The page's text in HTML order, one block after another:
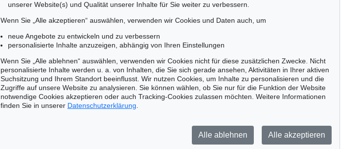
Keine Auktion mehr verpassen!
Wir informieren Sie rechtzeitig.
Jetzt zum Newsletter anmelden >
Datenschutz
Impressum
Barrierefreiheit
unserer Website(s) und Qualität unserer Inhalte für Sie weiter zu verbessern.
Wenn Sie „Alle akzeptieren“ auswählen, verwenden wir Cookies und Daten auch, um
neue Angebote zu entwickeln und zu verbessern
personalisierte Inhalte anzuzeigen, abhängig von Ihren Einstellungen
Wenn Sie „Alle ablehnen“ auswählen, verwenden wir Cookies nicht für diese zusätzlichen Zwecke. Nicht
personalisierte Inhalte werden u. a. von Inhalten, die Sie sich gerade ansehen, Aktivitäten in Ihrer aktiven
Suchsitzung und Ihrem Standort beeinflusst. Wir nutzen Cookies, um Inhalte zu personalisieren und die
Zugriffe auf unsere Website zu analysieren. Sie können wählen, ob Sie nur für die Funktion der Website
notwendige Cookies akzeptieren oder auch Tracking-Cookies zulassen möchten. Weitere Informationen
finden Sie in unserer Datenschutzerklärung
Alle ablehnen Alle akzeptieren